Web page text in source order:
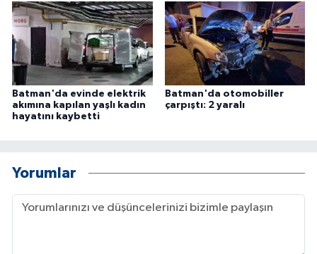
Batman'da evinde elektrik
akımına kapılan yaşlı kadın
hayatını kaybetti
Batman'da otomobiller
çarpıştı: 2 yaralı
Yorumlar